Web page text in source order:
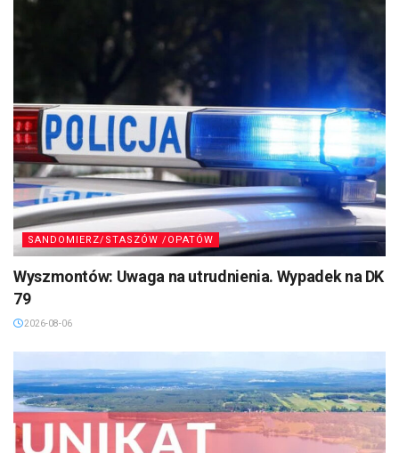
SANDOMIERZ/STASZÓW /OPATÓW
Wyszmontów: Uwaga na utrudnienia. Wypadek na DK
79
2026-08-06